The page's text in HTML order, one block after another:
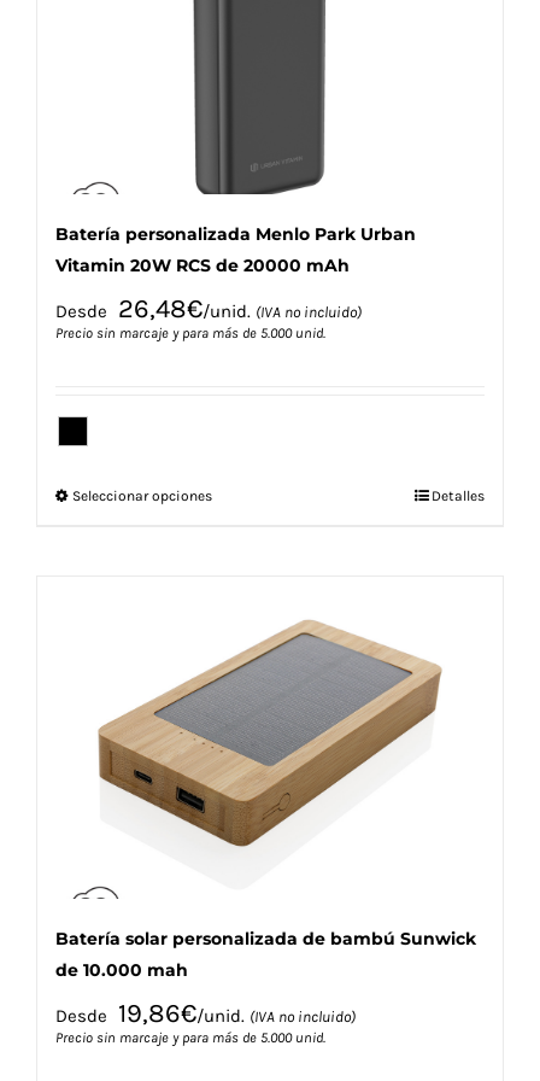
producto
Batería personalizada Menlo Park Urban
Vitamin 20W RCS de 20000 mAh
Desde 26,48€/unid. (IVA no incluido)
Precio sin marcaje y para más de 5.000 unid.
Seleccionar opcionesEste
opciones
se
pueden
elegir
la
página
de
Detalles
Batería solar personalizada de bambú Sunwick
de 10.000 mah
Desde 19,86€/unid. (IVA no incluido)
Precio sin marcaje y para más de 5.000 unid.